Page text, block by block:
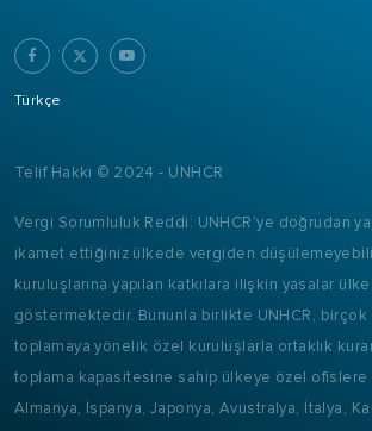
Türkçe
Telif Hakkı © 2024 - UNHCR
Vergi Sorumluluk Reddi: UNHCR’ye doğrudan
ikamet ettiğiniz ülkede vergiden
kuruluşlarına yapılan katkılara ilişkin yasalar
göstermektedir. Bununla birlikte UNHCR, birçok
toplamaya yönelik özel kuruluşlarla ortaklık kurar
toplama kapasitesine sahip ülkeye özel ofislere
Almanya, İspanya, Japonya, Avustralya, İtalya,